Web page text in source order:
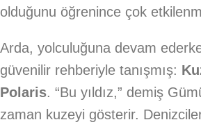
olduğunu öğrenince çok
Arda, yolculuğuna devam
güvenilir rehberiyle tanışmış:
Polaris. “Bu yıldız,” demiş
zaman kuzeyi gösterir.